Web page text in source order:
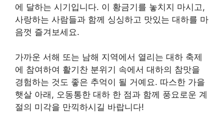
에 달하는 시기입니다. 이 황금기를 놓치지 마시고,
사랑하는 사람들과 함께 싱싱하고 맛있는 대하를 마
음껏 즐겨보세요.
가까운 서해 또는 남해 지역에서 열리는 대하 축제
에 참여하여 활기찬 분위기 속에서 대하의 참맛을
경험하는 것도 좋은 추억이 될 거예요. 따스한 가을
햇살 아래, 오동통한 대하 한 점과 함께 풍요로운 계
절의 미각을 만끽하시길 바랍니다!